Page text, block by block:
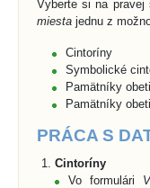
Vyberte si na pravej
miesta jednu z
Cintoríny
Symbolické
Pamätníky
Pamätníky
PRÁCA S
Cintoríny
Vo formulári